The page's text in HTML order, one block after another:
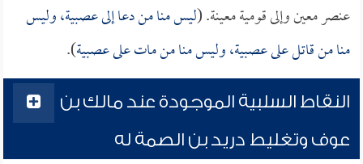
عنصر معين وإلى قومية معينة. (ليس منا من دعا إلى عصبية، وليس
منا من قاتل على عصبية، وليس منا من مات على عصبية).
النقاط السلبية الموجودة عند مالك بن
عوف وتغليط دريد بن الصمة له